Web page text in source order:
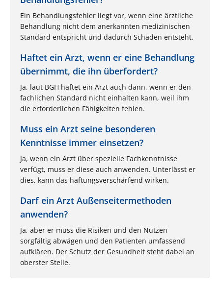
Ein Behandlungsfehler liegt vor, wenn eine ärztliche
Behandlung nicht dem anerkannten medizinischen
Standard entspricht und dadurch Schaden entsteht.
Haftet ein Arzt, wenn er eine Behandlung
übernimmt, die ihn überfordert?
Ja, laut BGH haftet ein Arzt auch dann, wenn er den
fachlichen Standard nicht einhalten kann, weil ihm
die erforderlichen Fähigkeiten fehlen.
Muss ein Arzt seine besonderen
Kenntnisse immer einsetzen?
Ja, wenn ein Arzt über spezielle Fachkenntnisse
verfügt, muss er diese auch anwenden. Unterlässt er
dies, kann das haftungsverschärfend wirken.
Darf ein Arzt Außenseitermethoden
anwenden?
Ja, aber er muss die Risiken und den Nutzen
sorgfältig abwägen und den Patienten umfassend
aufklären. Der Schutz der Gesundheit steht dabei an
oberster Stelle.